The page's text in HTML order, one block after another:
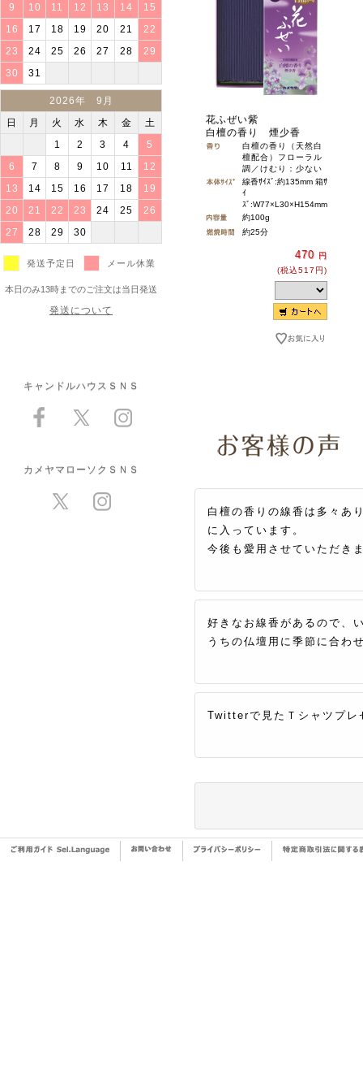
花ふぜい紫
白檀の香り 煙少香
白檀の香り（天然白
檀配合）フローラル
調／けむり：少ない
線香ｻｲｽﾞ:約135mm 箱ｻ
ｲ
ｽﾞ:W77×L30×H154mm
約100g
約25分
470 円
(税込517円)
白檀の香りの線香は多々あ
に入っています。
今後も愛用させていただき
好きなお線香があるので、
うちの仏壇用に季節に合わ
Twitterで見たＴシャツプレ
9 10 11 12 13 14 15
16 17 18 19 20 21 22
23 24 25 26 27 28 29
30 31
2026年 9月
日 月 火 水 木 金 土
1 2 3 4 5
6 7 8 9 10 11 12
13 14 15 16 17 18 19
20 21 22 23 24 25 26
27 28 29 30
発送予定日 メール休業
本日のみ13時までのご注文は当日発送
発送について
キャンドルハウスＳＮＳ
カメヤマローソクＳＮＳ